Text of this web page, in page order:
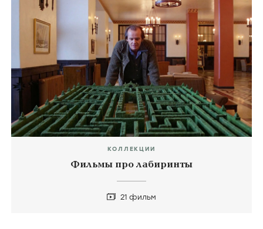
КОЛЛЕКЦИИ
Фильмы про лабиринты
21 фильм